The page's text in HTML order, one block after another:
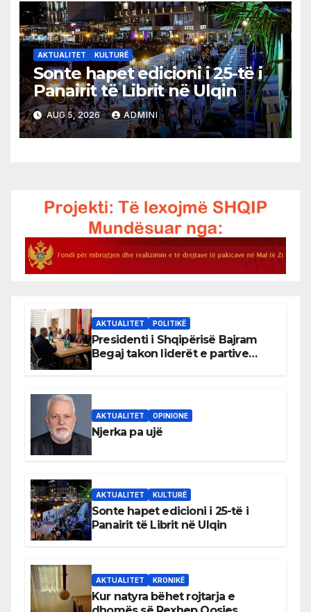
AKTUALITET KULTURË
Sonte hapet edicioni i 25-të i
Panairit të Librit në Ulqin
AUG 5, 2026 ADMINI
AKTUALITET POLITIKË
Presidenti i Shqipërisë Bajram
Begaj takon liderët e partive
AKTUALITET OPINIONE
Njerka pa ujë
AKTUALITET KULTURË
Sonte hapet edicioni i 25-të i
Panairit të Librit në Ulqin
AKTUALITET KRONIKË
Kur natyra bëhet rojtarja e